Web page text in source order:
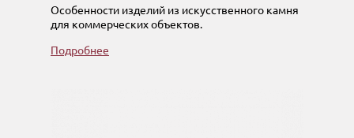
Особенности изделий из искусственного камня
для коммерческих объектов.
Подробнее